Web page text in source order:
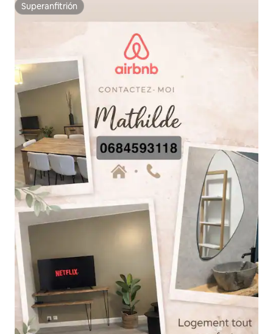
Superanfitrión
Superanfitrión